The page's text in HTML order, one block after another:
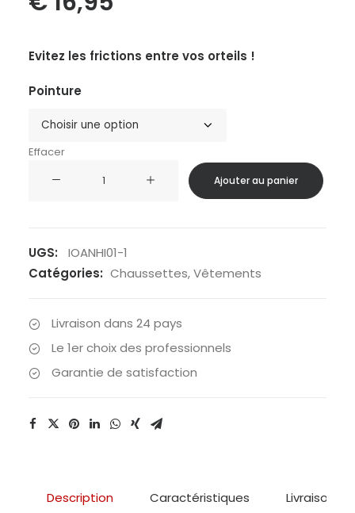
Evitez les frictions entre vos orteils !
Pointure
Effacer
Chaussettes
à
respirante
Ajouter au panier
UGS:
IOANHI01-1
Catégories: Chaussettes,Vêtements
Livraison dans 24 pays
Le 1er choix des professionnels
Garantie de satisfaction
Description Caractéristiques Livraison &